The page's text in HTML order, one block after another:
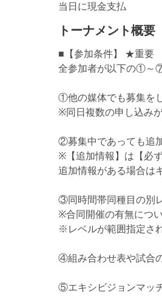
当日に現金支払
トーナメント概要
■【参加条件】 ★重要
全参加者が以下の①～
①他の媒体でも募集を
※同日複数の申し込み
②募集中であっても追
※【追加情報】は【必
追加情報がある場合は
③同時間帯同種目の別
※合同開催の有無につ
※レベルが範囲指定さ
④組み合わせ表や試合
⑤エキシビジョンマッ